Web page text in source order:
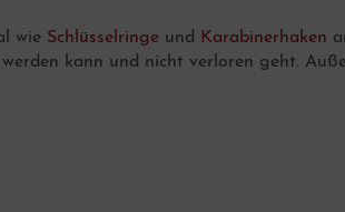
wie Schlüsselringe und Karabinerhaken
kann und nicht verloren geht.